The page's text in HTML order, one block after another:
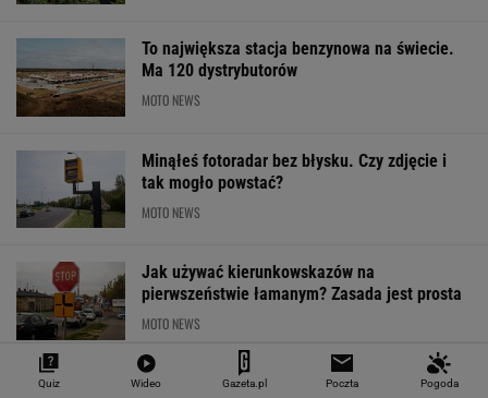
To największa stacja benzynowa na świecie.
Ma 120 dystrybutorów
MOTO NEWS
Minąłeś fotoradar bez błysku. Czy zdjęcie i
tak mogło powstać?
MOTO NEWS
Jak używać kierunkowskazów na
pierwszeństwie łamanym? Zasada jest prosta
MOTO NEWS
Quiz Wideo Gazeta.pl Poczta Pogoda